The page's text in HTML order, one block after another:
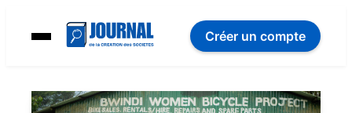
Créer un compte